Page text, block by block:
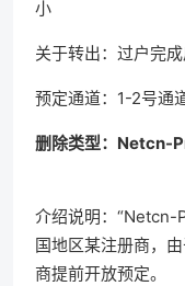
小
关于转出：过户完
预定通道：1-2号通
删除类型：Netcn-
介绍说明：“Netcn-
国地区某注册商，
商提前开放预定。